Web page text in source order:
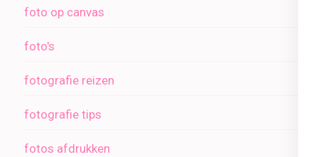
foto op canvas
foto's
fotografie reizen
fotografie tips
fotos afdrukken